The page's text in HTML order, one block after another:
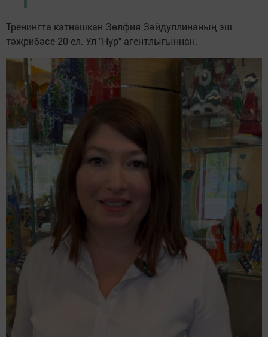
Тренингта катнашкан Зөлфия Зәйдуллинаның эш
тәҗрибәсе 20 ел. Ул "Нур" агентлыгыннан.